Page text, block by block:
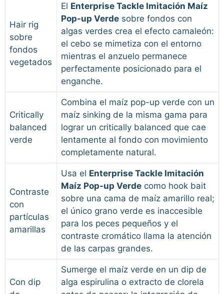
Hair rig
sobre
fondos
vegetados
El Enterprise Tackle Imitación Maíz
Pop-up Verde sobre fondos con
algas verdes crea el efecto camaleón:
el cebo se mimetiza con el entorno
mientras el anzuelo permanece
perfectamente posicionado para el
enganche.
Critically
balanced
verde
Combina el maíz pop-up verde con un
maíz sinking de la misma gama para
lograr un critically balanced que cae
lentamente al fondo con movimiento
completamente natural.
Contraste
con
partículas
amarillas
Usa el Enterprise Tackle Imitación
Maíz Pop-up Verde como hook bait
sobre una cama de maíz amarillo real;
el único grano verde es inaccesible
para los peces pequeños y el
contraste cromático llama la atención
de las carpas grandes.
Con dip
Sumerge el maíz verde en un dip de
alga espirulina o extracto de clorela